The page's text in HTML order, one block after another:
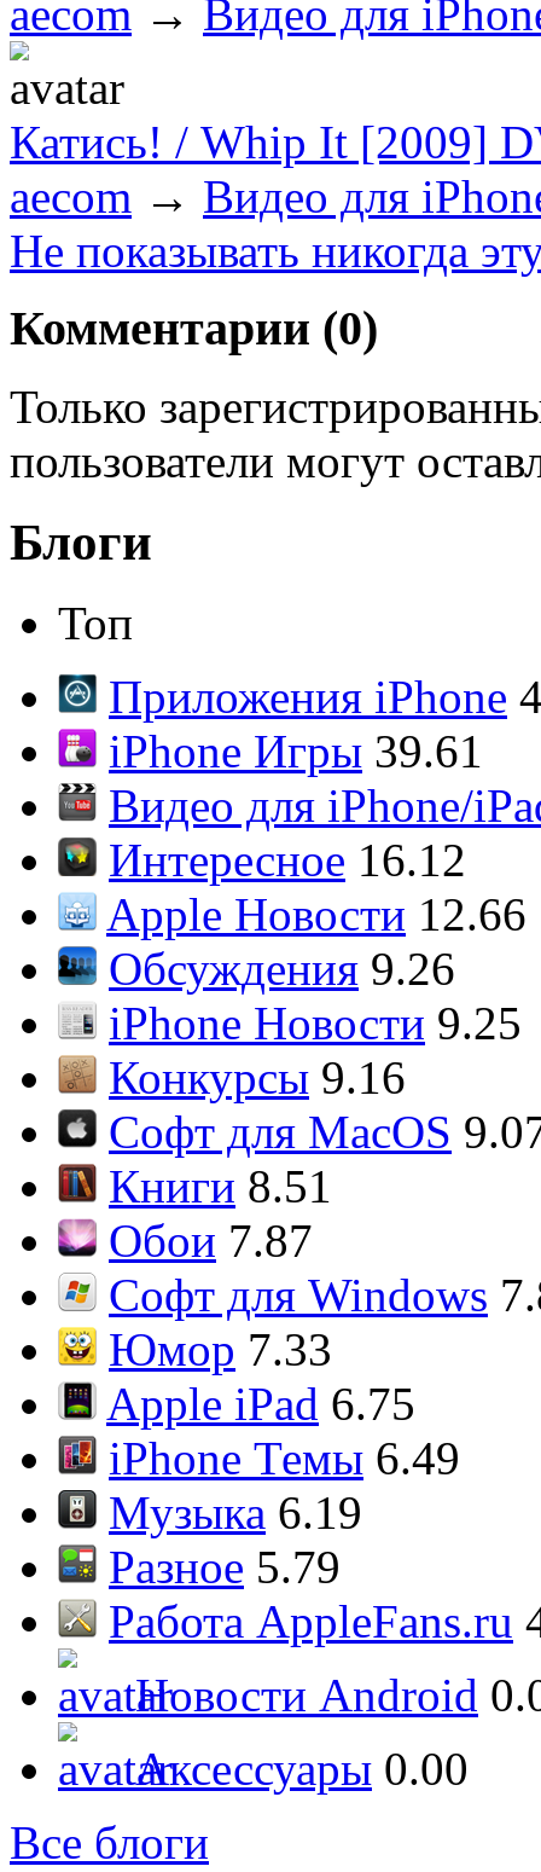
aecom → Видео для
Катись! / Whip It [2009]
aecom → Видео для
Не показывать никогда
Комментарии (0)
Только
пользователи могут
Блоги
Топ
Приложения iPhone
iPhone Игры 39.61
Видео для iPhone/
Интересное 16.12
Apple Новости 12.66
Обсуждения 9.26
iPhone Новости 9.25
Конкурсы 9.16
Софт для MacOS
Книги 8.51
Обои 7.87
Софт для Windows
Юмор 7.33
Apple iPad 6.75
iPhone Темы 6.49
Музыка 6.19
Разное 5.79
Работа AppleFans.ru
Новости Android
Аксессуары 0.00
Все блоги